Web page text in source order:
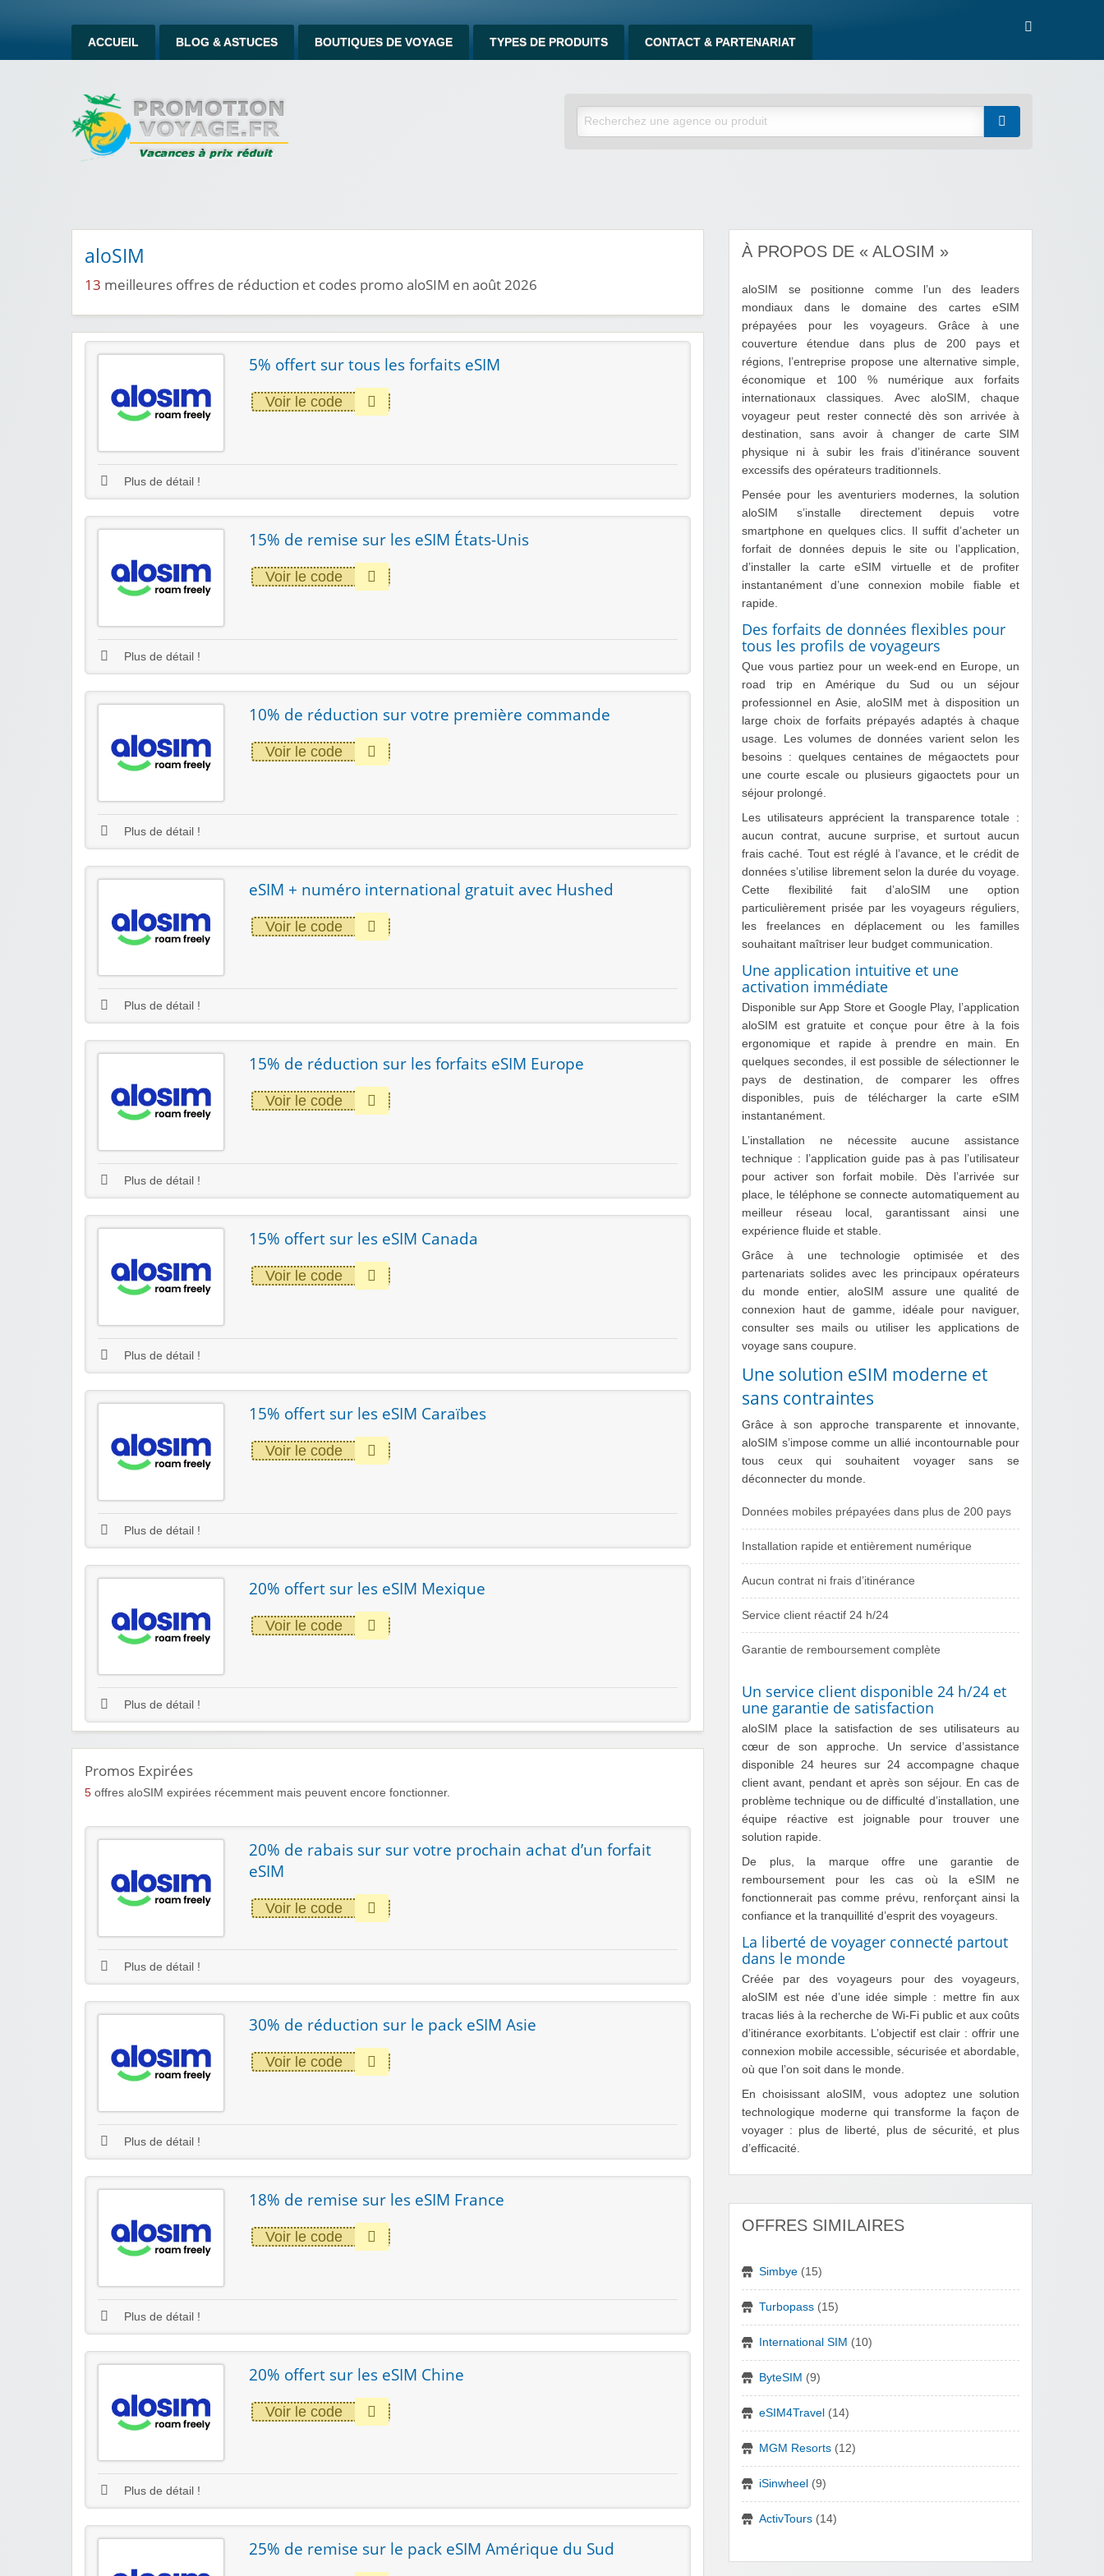
ACCUEIL BLOG & ASTUCES BOUTIQUES DE VOYAGE TYPES DE PRODUITS CONTACT & PARTENARIAT
aloSIM
13 meilleures offres de réduction et codes promo aloSIM en août 2026
5% offert sur tous les forfaits eSIM
Voir le code
Plus de détail !
15% de remise sur les eSIM États-Unis
Voir le code
Plus de détail !
10% de réduction sur votre première commande
Voir le code
Plus de détail !
eSIM + numéro international gratuit avec Hushed
Voir le code
Plus de détail !
15% de réduction sur les forfaits eSIM Europe
Voir le code
Plus de détail !
15% offert sur les eSIM Canada
Voir le code
Plus de détail !
15% offert sur les eSIM Caraïbes
Voir le code
Plus de détail !
20% offert sur les eSIM Mexique
Voir le code
Plus de détail !
Promos Expirées
5 offres aloSIM expirées récemment mais peuvent encore fonctionner.
20% de rabais sur sur votre prochain achat d’un forfait
eSIM
Voir le code
Plus de détail !
30% de réduction sur le pack eSIM Asie
Voir le code
Plus de détail !
18% de remise sur les eSIM France
Voir le code
Plus de détail !
20% offert sur les eSIM Chine
Voir le code
Plus de détail !
25% de remise sur le pack eSIM Amérique du Sud
À PROPOS DE « ALOSIM »
aloSIM se positionne comme l’un des leaders
mondiaux dans le domaine des cartes eSIM
prépayées pour les voyageurs. Grâce à une
couverture étendue dans plus de 200 pays et
régions, l’entreprise propose une alternative simple,
économique et 100 % numérique aux forfaits
internationaux classiques. Avec aloSIM, chaque
voyageur peut rester connecté dès son arrivée à
destination, sans avoir à changer de carte SIM
physique ni à subir les frais d’itinérance souvent
excessifs des opérateurs traditionnels.
Pensée pour les aventuriers modernes, la solution
aloSIM s’installe directement depuis votre
smartphone en quelques clics. Il suffit d’acheter un
forfait de données depuis le site ou l’application,
d’installer la carte eSIM virtuelle et de profiter
instantanément d’une connexion mobile fiable et
rapide.
Des forfaits de données flexibles pour
tous les profils de voyageurs
Que vous partiez pour un week-end en Europe, un
road trip en Amérique du Sud ou un séjour
professionnel en Asie, aloSIM met à disposition un
large choix de forfaits prépayés adaptés à chaque
usage. Les volumes de données varient selon les
besoins : quelques centaines de mégaoctets pour
une courte escale ou plusieurs gigaoctets pour un
séjour prolongé.
Les utilisateurs apprécient la transparence totale :
aucun contrat, aucune surprise, et surtout aucun
frais caché. Tout est réglé à l’avance, et le crédit de
données s’utilise librement selon la durée du voyage.
Cette flexibilité fait d’aloSIM une option
particulièrement prisée par les voyageurs réguliers,
les freelances en déplacement ou les familles
souhaitant maîtriser leur budget communication.
Une application intuitive et une
activation immédiate
Disponible sur App Store et Google Play, l’application
aloSIM est gratuite et conçue pour être à la fois
ergonomique et rapide à prendre en main. En
quelques secondes, il est possible de sélectionner le
pays de destination, de comparer les offres
disponibles, puis de télécharger la carte eSIM
instantanément.
L’installation ne nécessite aucune assistance
technique : l’application guide pas à pas l’utilisateur
pour activer son forfait mobile. Dès l’arrivée sur
place, le téléphone se connecte automatiquement au
meilleur réseau local, garantissant ainsi une
expérience fluide et stable.
Grâce à une technologie optimisée et des
partenariats solides avec les principaux opérateurs
du monde entier, aloSIM assure une qualité de
connexion haut de gamme, idéale pour naviguer,
consulter ses mails ou utiliser les applications de
voyage sans coupure.
Une solution eSIM moderne et
sans contraintes
Grâce à son approche transparente et innovante,
aloSIM s’impose comme un allié incontournable pour
tous ceux qui souhaitent voyager sans se
déconnecter du monde.
Données mobiles prépayées dans plus de 200 pays
Installation rapide et entièrement numérique
Aucun contrat ni frais d’itinérance
Service client réactif 24 h/24
Garantie de remboursement complète
Un service client disponible 24 h/24 et
une garantie de satisfaction
aloSIM place la satisfaction de ses utilisateurs au
cœur de son approche. Un service d’assistance
disponible 24 heures sur 24 accompagne chaque
client avant, pendant et après son séjour. En cas de
problème technique ou de difficulté d’installation, une
équipe réactive est joignable pour trouver une
solution rapide.
De plus, la marque offre une garantie de
remboursement pour les cas où la eSIM ne
fonctionnerait pas comme prévu, renforçant ainsi la
confiance et la tranquillité d’esprit des voyageurs.
La liberté de voyager connecté partout
dans le monde
Créée par des voyageurs pour des voyageurs,
aloSIM est née d’une idée simple : mettre fin aux
tracas liés à la recherche de Wi-Fi public et aux coûts
d’itinérance exorbitants. L’objectif est clair : offrir une
connexion mobile accessible, sécurisée et abordable,
où que l’on soit dans le monde.
En choisissant aloSIM, vous adoptez une solution
technologique moderne qui transforme la façon de
voyager : plus de liberté, plus de sécurité, et plus
d’efficacité.
OFFRES SIMILAIRES
Simbye (15)
Turbopass (15)
International SIM (10)
ByteSIM (9)
eSIM4Travel (14)
MGM Resorts (12)
iSinwheel (9)
ActivTours (14)